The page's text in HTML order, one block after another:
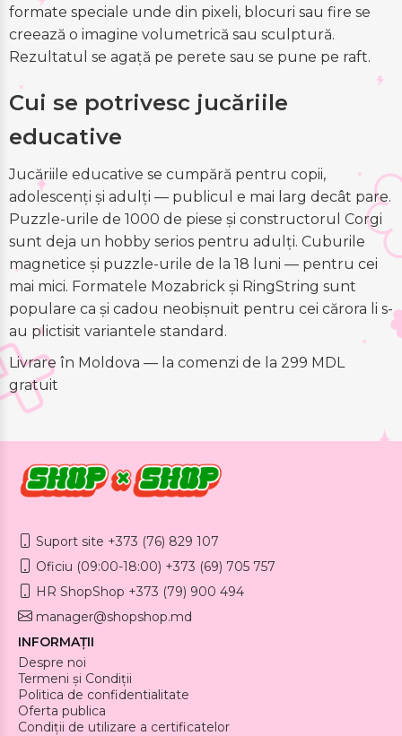
formate speciale unde din pixeli, blocuri sau fire se
creează o imagine volumetrică sau sculptură.
Rezultatul se agață pe perete sau se pune pe raft.
Cui se potrivesc jucăriile
educative
Jucăriile educative se cumpără pentru copii,
adolescenți și adulți — publicul e mai larg decât pare.
Puzzle-urile de 1000 de piese și constructorul Corgi
sunt deja un hobby serios pentru adulți. Cuburile
magnetice și puzzle-urile de la 18 luni — pentru cei
mai mici. Formatele Mozabrick și RingString sunt
populare ca și cadou neobișnuit pentru cei cărora li s-
au plictisit variantele standard.
Livrare în Moldova — la comenzi de la 299 MDL
gratuit
Suport site +373 (76) 829 107
Oficiu (09:00-18:00) +373 (69) 705 757
HR ShopShop +373 (79) 900 494
manager@shopshop.md
INFORMAȚII
Despre noi
Termeni și Condiții
Politica de confidentialitate
Oferta publica
Condiții de utilizare a certificatelor